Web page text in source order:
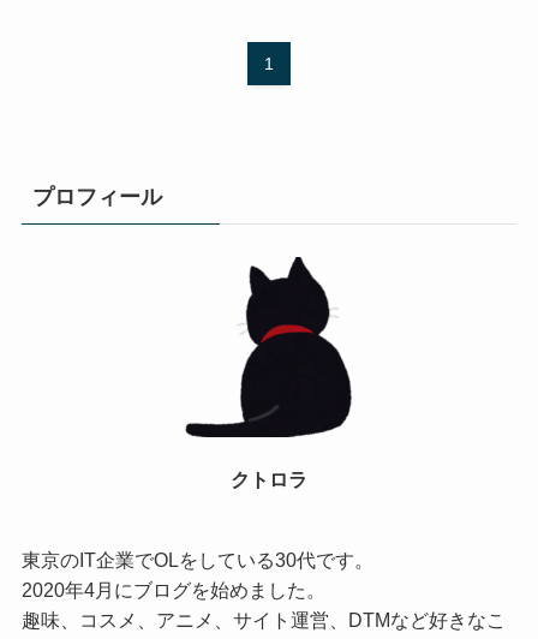
1
プロフィール
クトロラ
東京のIT企業でOLをしている30代です。
2020年4月にブログを始めました。
趣味、コスメ、アニメ、サイト運営、DTMなど好きなこ